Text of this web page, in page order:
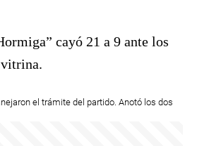
cayó 21 a 9 ante los
vitrina.
el trámite del partido. Anotó los dos